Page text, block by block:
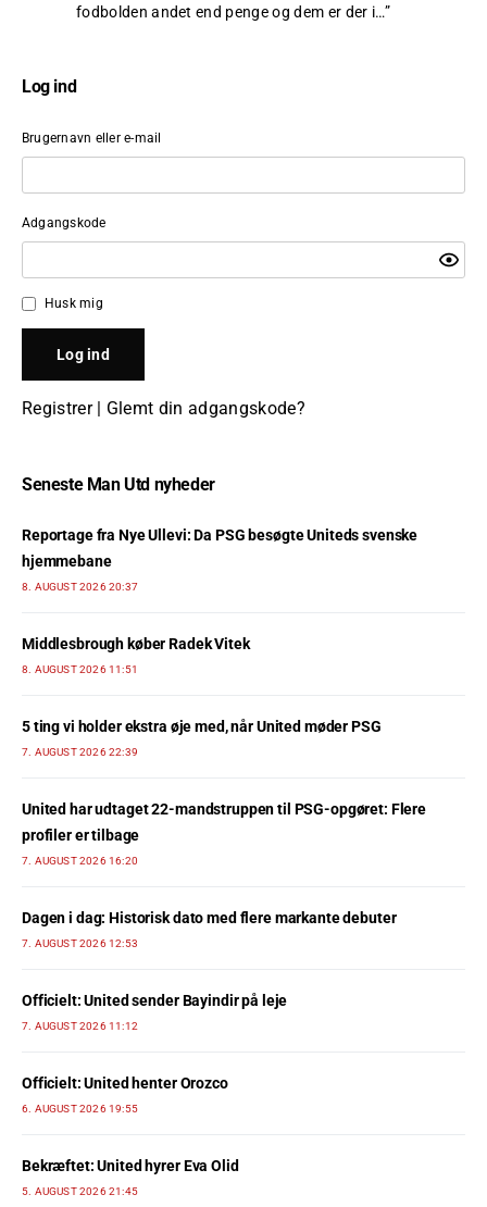
fodbolden andet end penge og dem er der i…”
Log ind
Brugernavn eller e-mail
Adgangskode
Husk mig
Registrer| Glemt din adgangskode?
Seneste Man Utd nyheder
Reportage fra Nye Ullevi: Da PSG besøgte Uniteds svenske
hjemmebane
8. AUGUST 2026 20:37
Middlesbrough køber Radek Vitek
8. AUGUST 2026 11:51
5 ting vi holder ekstra øje med, når United møder PSG
7. AUGUST 2026 22:39
United har udtaget 22-mandstruppen til PSG-opgøret: Flere
profiler er tilbage
7. AUGUST 2026 16:20
Dagen i dag: Historisk dato med flere markante debuter
7. AUGUST 2026 12:53
Officielt: United sender Bayindir på leje
7. AUGUST 2026 11:12
Officielt: United henter Orozco
6. AUGUST 2026 19:55
Bekræftet: United hyrer Eva Olid
5. AUGUST 2026 21:45